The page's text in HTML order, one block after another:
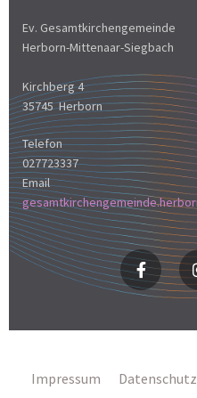
Ev. Gesamtkirchengemeinde
Herborn-Mittenaar-Siegbach
Kirchberg 4
35745 Herborn
Telefon
027723337
Email
Impressum